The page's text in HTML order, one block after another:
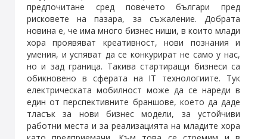
предпочитане сред повечето българи пред
рисковете на пазара, за съжаление. Добрата
новина е, че има много бизнес ниши, в които млади
хора проявяват креативност, нови познания и
умения, и успяват да се конкурират не само у нас,
но и зад граница. Такива стартиращи бизнеси са
обикновено в сферата на IT технологиите. Тук
електрическата мобилност може да се нареди в
един от перспективните браншове, което да даде
тласък за нови бизнес модели, за устойчиви
работни места и за реализацията на младите хора